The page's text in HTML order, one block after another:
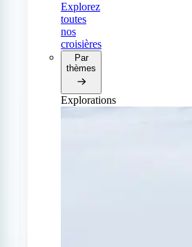
Explorez
toutes
nos
croisières
Par
thèmes
Explorations